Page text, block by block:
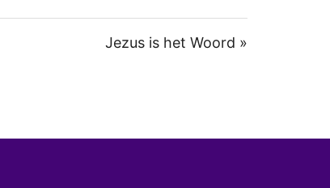
Jezus is het Woord »